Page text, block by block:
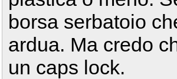
borsa serbatoio
ardua. Ma credo
un caps lock.